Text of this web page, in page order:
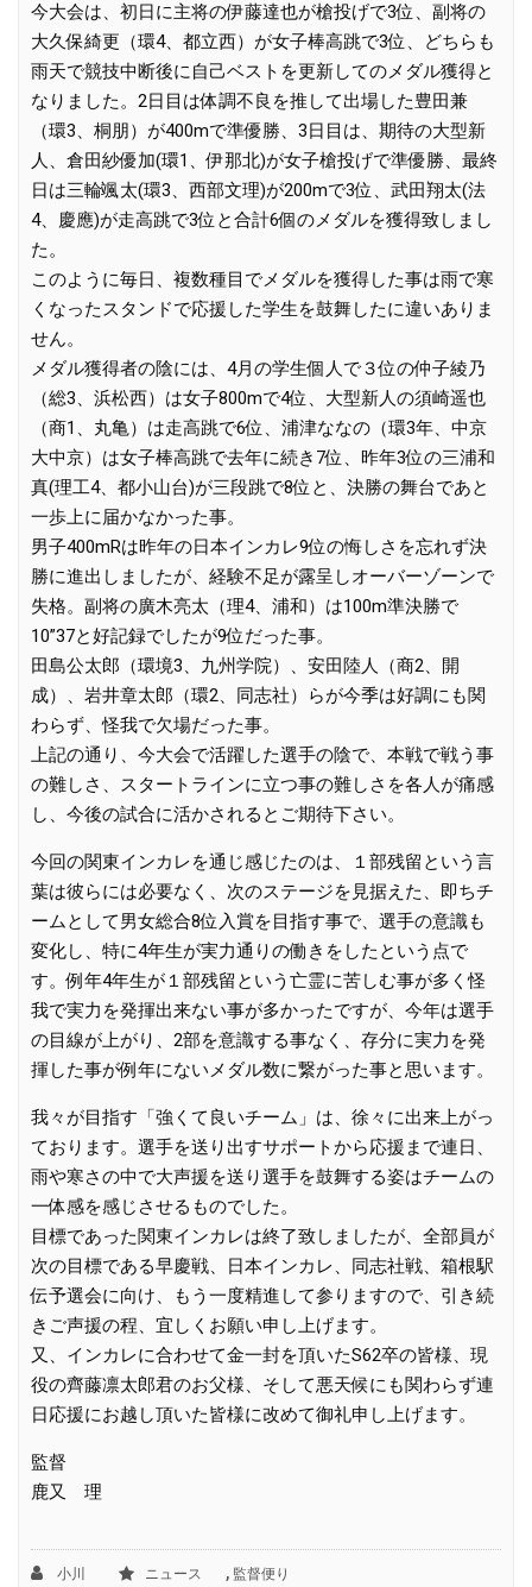
今大会は、初日に主将の伊藤達也が槍投げで3位、副将の
大久保綺更（環4、都立西）が女子棒高跳で3位、どちらも
雨天で競技中断後に自己ベストを更新してのメダル獲得と
なりました。2日目は体調不良を推して出場した豊田兼
（環3、桐朋）が400mで準優勝、3日目は、期待の大型新
人、倉田紗優加(環1、伊那北)が女子槍投げで準優勝、最終
日は三輪颯太(環3、西部文理)が200mで3位、武田翔太(法
4、慶應)が走高跳で3位と合計6個のメダルを獲得致しまし
た。
このように毎日、複数種目でメダルを獲得した事は雨で寒
くなったスタンドで応援した学生を鼓舞したに違いありま
せん。
メダル獲得者の陰には、4月の学生個人で３位の仲子綾乃
（総3、浜松西）は女子800mで4位、大型新人の須崎遥也
（商1、丸亀）は走高跳で6位、浦津ななの（環3年、中京
大中京）は女子棒高跳で去年に続き7位、昨年3位の三浦和
真(理工4、都小山台)が三段跳で8位と、決勝の舞台であと
一歩上に届かなかった事。
男子400mRは昨年の日本インカレ9位の悔しさを忘れず決
勝に進出しましたが、経験不足が露呈しオーバーゾーンで
失格。副将の廣木亮太（理4、浦和）は100m準決勝で
10”37と好記録でしたが9位だった事。
田島公太郎（環境3、九州学院）、安田陸人（商2、開
成）、岩井章太郎（環2、同志社）らが今季は好調にも関
わらず、怪我で欠場だった事。
上記の通り、今大会で活躍した選手の陰で、本戦で戦う事
の難しさ、スタートラインに立つ事の難しさを各人が痛感
し、今後の試合に活かされるとご期待下さい。
今回の関東インカレを通じ感じたのは、１部残留という言
葉は彼らには必要なく、次のステージを見据えた、即ちチ
ームとして男女総合8位入賞を目指す事で、選手の意識も
変化し、特に4年生が実力通りの働きをしたという点で
す。例年4年生が１部残留という亡霊に苦しむ事が多く怪
我で実力を発揮出来ない事が多かったですが、今年は選手
の目線が上がり、2部を意識する事なく、存分に実力を発
揮した事が例年にないメダル数に繋がった事と思います。
我々が目指す「強くて良いチーム」は、徐々に出来上がっ
ております。選手を送り出すサポートから応援まで連日、
雨や寒さの中で大声援を送り選手を鼓舞する姿はチームの
一体感を感じさせるものでした。
目標であった関東インカレは終了致しましたが、全部員が
次の目標である早慶戦、日本インカレ、同志社戦、箱根駅
伝予選会に向け、もう一度精進して参りますので、引き続
きご声援の程、宜しくお願い申し上げます。
又、インカレに合わせて金一封を頂いたS62卒の皆様、現
役の齊藤凛太郎君のお父様、そして悪天候にも関わらず連
日応援にお越し頂いた皆様に改めて御礼申し上げます。
監督
鹿又 理
小川 ニュース , 監督便り